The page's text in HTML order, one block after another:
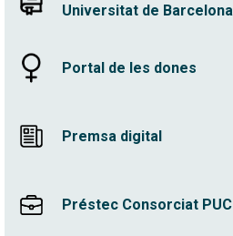
Universitat de Barcelona
Portal de les dones
Premsa digital
Préstec Consorciat PUC